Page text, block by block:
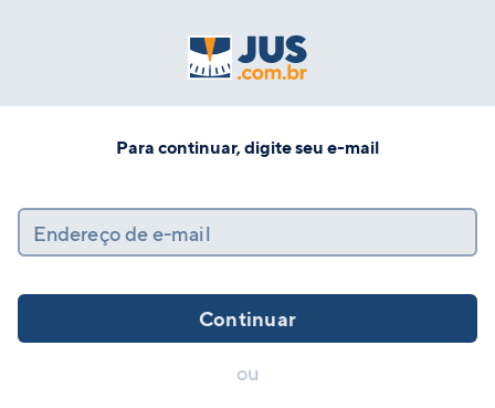
Para continuar, digite seu e-mail
Endereço de e-mail
Continuar
ou